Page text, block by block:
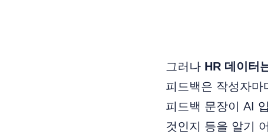
그러나 HR 데이터
피드백은 작성자마
피드백 문장이 AI
것인지 등을 알기